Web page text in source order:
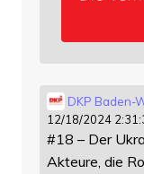
DKP Baden-
12/18/2024
#18 – Der
Akteure, die